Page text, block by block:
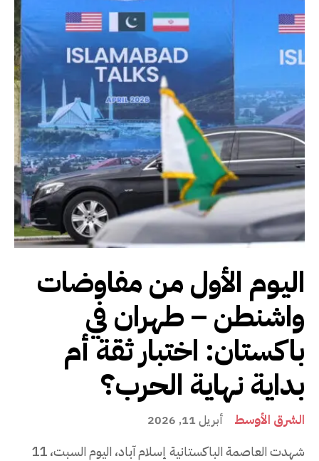
اليوم الأول من مفاوضات
واشنطن – طهران في
باكستان: اختبار ثقة أم
بداية نهاية الحرب؟
الشرق الأوسط أبريل 11, 2026
شهدت العاصمة الباكستانية إسلام آباد، اليوم السبت، 11